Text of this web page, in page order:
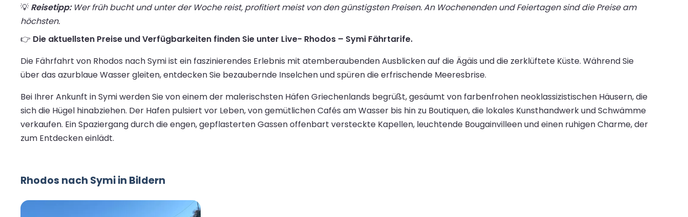
💡 Reisetipp:Wer früh bucht und unter der Woche reist, profitiert meist von den günstigsten Preisen. An Wochenenden und Feiertagen sind die Preise am
höchsten.
👉 Die aktuellsten Preise und Verfügbarkeiten finden Sie unter Live- Rhodos – Symi Fährtarife.
Die Fährfahrt von Rhodos nach Symi ist ein faszinierendes Erlebnis mit atemberaubenden Ausblicken auf die Ägäis und die zerklüftete Küste. Während Sie
über das azurblaue Wasser gleiten, entdecken Sie bezaubernde Inselchen und spüren die erfrischende Meeresbrise.
Bei Ihrer Ankunft in Symi werden Sie von einem der malerischsten Häfen Griechenlands begrüßt, gesäumt von farbenfrohen neoklassizistischen Häusern, die
sich die Hügel hinabziehen. Der Hafen pulsiert vor Leben, von gemütlichen Cafés am Wasser bis hin zu Boutiquen, die lokales Kunsthandwerk und Schwämme
verkaufen. Ein Spaziergang durch die engen, gepflasterten Gassen offenbart versteckte Kapellen, leuchtende Bougainvilleen und einen ruhigen Charme, der
zum Entdecken einlädt.
Rhodos nach Symi in Bildern